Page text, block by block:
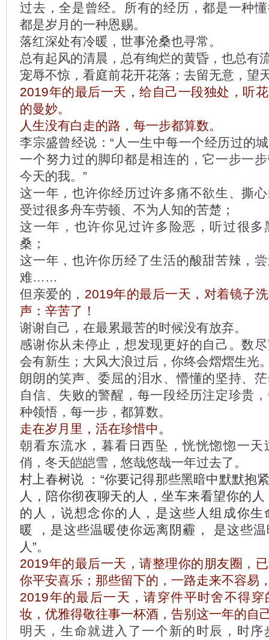
过去，全是曾经。所有的经历，都是一种
都是岁月的一种恩赐。
落红深处有冷暖，世事沧桑也寻常。
总有起风的清晨，总有绚烂的黄昏，也总有
宠辱不惊，看庭前花开花落；去留无意，望
2019年的最后一天，给自己一段独处，听
的曼妙。
人生没有白走的路，每一步都算数。
李宗盛曾经说：“人一生中每一个经历过的
一个努力过的脚印都是相连的，它一步一
今天的我。”
这一年，也许你经历过许多痛不欲生、撕
受过很多舟车劳顿、不为人知的苦楚；
这一年，也许你见过许多险恶，听过很多
桑；
这一年，也许你历经了生活的酸甜苦辣，
难……
但亲爱的， 2019年的最后一天，对着镜子
声：辛苦了！
谢谢自己，在最累最苦的时候没有放弃。
感谢你从未停止，想发现更好的自己。数
会有新生；大风大浪过后，你终会熠熠生光
朗朗的笑声、委屈的泪水、懵懂的坚持、
自信、失败的警醒，每一段经历注定珍贵
种领悟，每一步，都算数。
走在岁月里，活在珍惜中。
朝看东流水，暮看日西坠，恍恍惚惚一天
俏，冬天皑皑雪，悠哉悠哉一年过去了。
村上春树说 ：“你要记得那些黑暗中默默抱
人，陪你彻夜聊天的人，坐车来看望你的
的人，说想念你的人，是这些人组成你生
暖 ，是这些温暖使你远离阴霾， 是这些
人”。
2019年的最后一天，请整理你的朋友圈，
你平安喜乐；那些留下的，一路走来不容易
2019年的最后一天，请穿件平时舍不得
妆，优雅得敬往事一杯酒，告别这一年的自
明天，生命就进入了一个新的时辰，时序